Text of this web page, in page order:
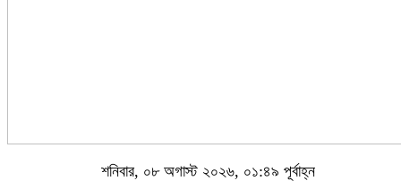
শনিবার, ০৮ অগাস্ট ২০২৬, ০১:৪৯ পূর্বাহ্ন